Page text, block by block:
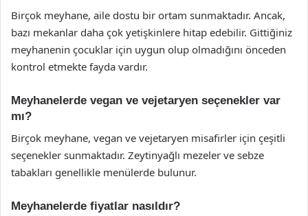
Birçok meyhane, aile dostu bir ortam sunmaktadır. Ancak,
bazı mekanlar daha çok yetişkinlere hitap edebilir. Gittiğiniz
meyhanenin çocuklar için uygun olup olmadığını önceden
kontrol etmekte fayda vardır.
Meyhanelerde vegan ve vejetaryen seçenekler var
mı?
Birçok meyhane, vegan ve vejetaryen misafirler için çeşitli
seçenekler sunmaktadır. Zeytinyağlı mezeler ve sebze
tabakları genellikle menülerde bulunur.
Meyhanelerde fiyatlar nasıldır?